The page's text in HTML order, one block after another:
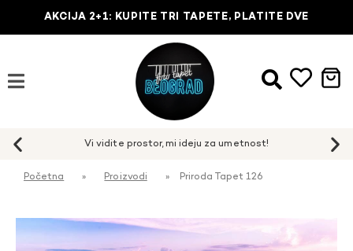
AKCIJA 2+1: KUPITE TRI TAPETE, PLATITE DVE
Početna » Proizvodi » Priroda Tapet 126